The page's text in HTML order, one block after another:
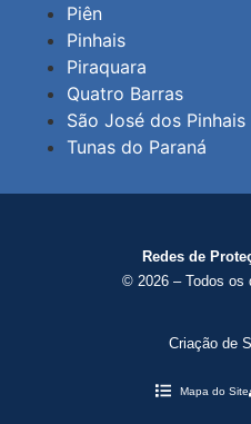
Piên
Pinhais
Piraquara
Quatro Barras
São José dos Pinhais
Tunas do Paraná
Redes de
© 2026 – Todos os
Criação de
Mapa do Site